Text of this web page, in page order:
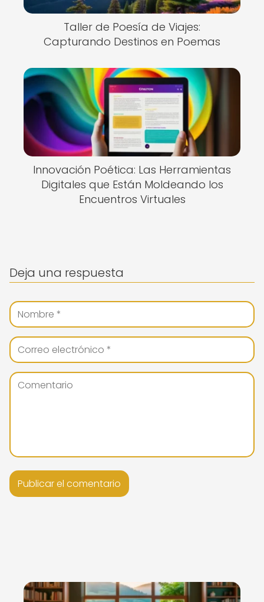
Taller de Poesía de Viajes:
Capturando Destinos en Poemas
Innovación Poética: Las Herramientas
Digitales que Están Moldeando los
Encuentros Virtuales
Deja una respuesta